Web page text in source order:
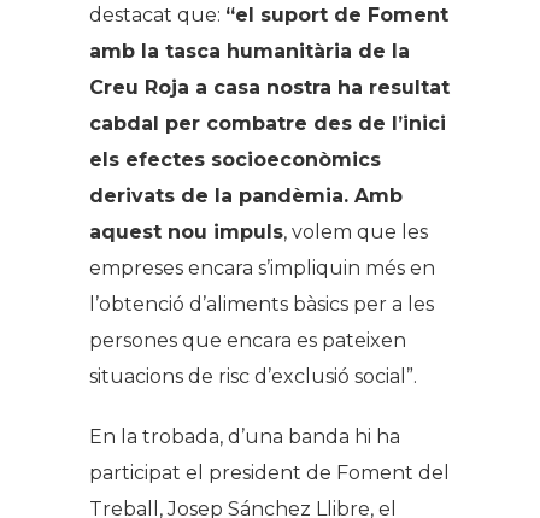
destacat que: “el suport de Foment
amb la tasca humanitària de la
Creu Roja a casa nostra ha resultat
cabdal per combatre des de l’inici
els efectes socioeconòmics
derivats de la pandèmia. Amb
aquest nou impuls, volem que les
empreses encara s’impliquin més en
l’obtenció d’aliments bàsics per a les
persones que encara es pateixen
situacions de risc d’exclusió social”.
En la trobada, d’una banda hi ha
participat el president de Foment del
Treball, Josep Sánchez Llibre, el